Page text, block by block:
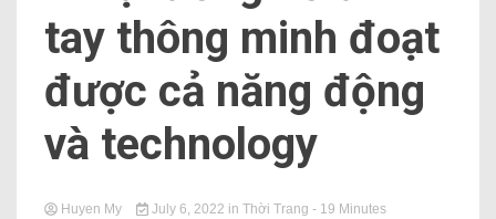
tay thông minh đoạt
được cả năng động
và technology
Huyen My July 6, 2022 in Thời Trang - 19 Minutes